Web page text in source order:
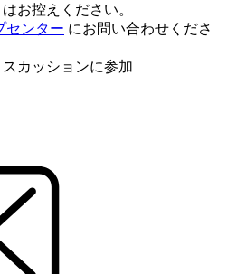
お控えください。
センター にお問い合わせくださ
カッションに参加